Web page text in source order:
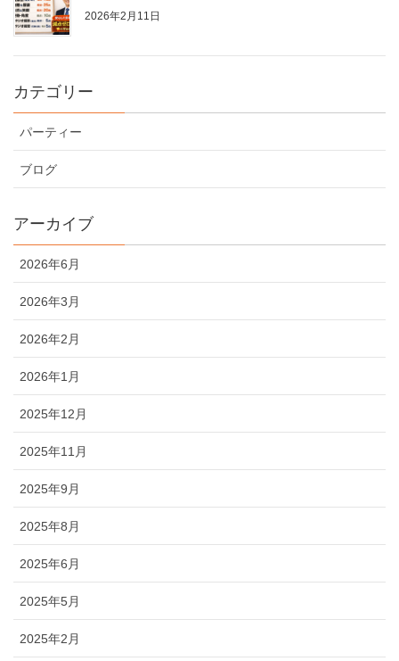
2026年2月11日
カテゴリー
パーティー
ブログ
アーカイブ
2026年6月
2026年3月
2026年2月
2026年1月
2025年12月
2025年11月
2025年9月
2025年8月
2025年6月
2025年5月
2025年2月